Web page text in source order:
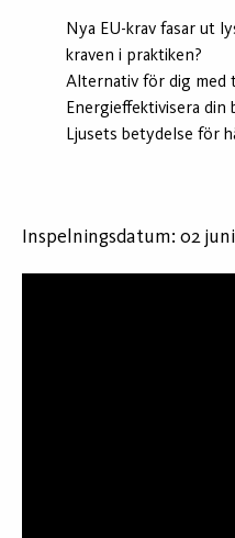
Nya EU-krav fasar ut
kraven i praktiken?
Alternativ för dig med
Energieffektivisera din
Ljusets betydelse för
Inspelningsdatum: 02